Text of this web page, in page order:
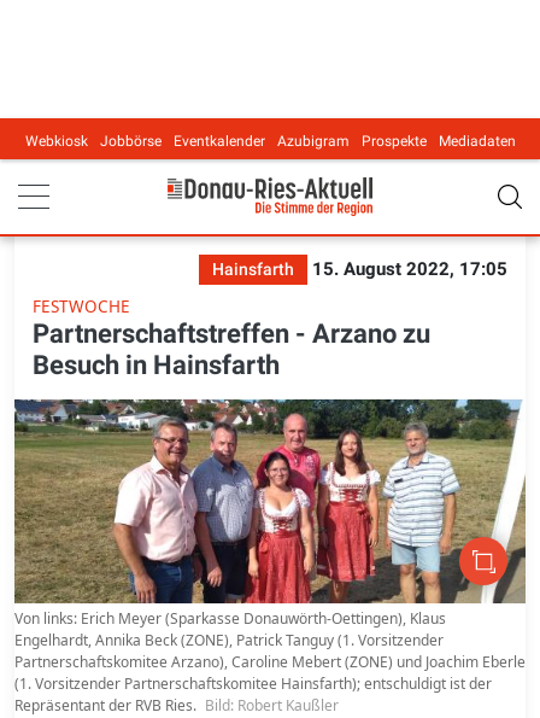
Main navigation
Webkiosk Jobbörse Eventkalender Azubigram Prospekte Mediadaten
Hainsfarth
15. August 2022, 17:05
FESTWOCHE
Partnerschaftstreffen - Arzano zu
Besuch in Hainsfarth
Von links: Erich Meyer (Sparkasse Donauwörth-Oettingen), Klaus
Engelhardt, Annika Beck (ZONE), Patrick Tanguy (1. Vorsitzender
Partnerschaftskomitee Arzano), Caroline Mebert (ZONE) und Joachim Eberle
(1. Vorsitzender Partnerschaftskomitee Hainsfarth); entschuldigt ist der
Repräsentant der RVB Ries. Bild: Robert Kaußler